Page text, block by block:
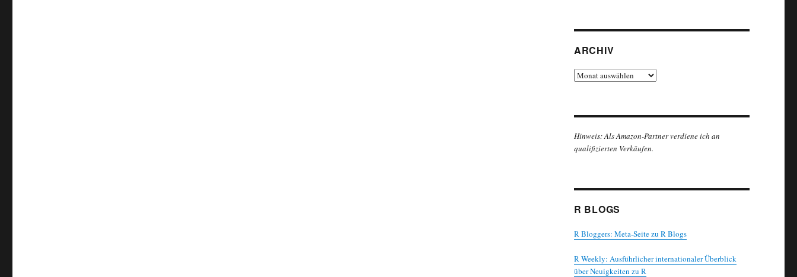
ARCHIV
Archiv
Hinweis: Als Amazon-Partner verdiene ich an
qualifizierten Verkäufen.
R BLOGS
R Bloggers: Meta-Seite zu R Blogs
R Weekly: Ausführlicher internationaler Überblick
über Neuigkeiten zu R